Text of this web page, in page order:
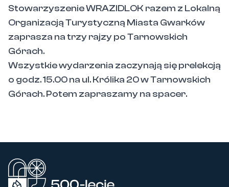
Stowarzyszenie WRAZIDLOK razem z Lokalną
Organizacją Turystyczną Miasta Gwarków
zaprasza na trzy rajzy po Tarnowskich
Górach.
Wszystkie wydarzenia zaczynają się prelekcją
o godz. 15.00 na ul. Królika 20 w Tarnowskich
Górach. Potem zapraszamy na spacer.
500-lecie Miasta Tarnowskie Góry